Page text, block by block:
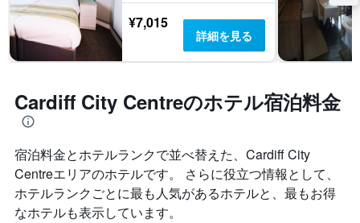
¥7,015
詳細を見る
Cardiff City Centreのホテル宿泊料金
宿泊料金とホテルランクで並べ替えた、Cardiff City
Centreエリアのホテルです。 さらに役立つ情報として、
ホテルランクごとに最も人気があるホテルと、最もお得
なホテルも表示しています。